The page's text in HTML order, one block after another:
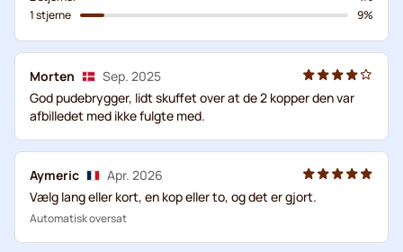
1 stjerne
9%
Morten
Sep. 2025
God pudebrygger, lidt skuffet over at de 2 kopper den var
afbilledet med ikke fulgte med.
Aymeric
Apr. 2026
Vælg lang eller kort, en kop eller to, og det er gjort.
Automatisk oversat